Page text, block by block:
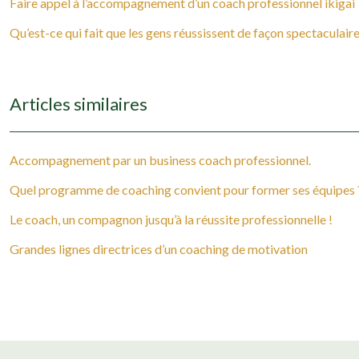
Qu’est-ce qui fait que les gens réussissent de façon
Articles similaires
Accompagnement par un business coach professionnel.
Quel programme de coaching convient pour former ses équipes
Le coach, un compagnon jusqu’à la réussite professionnelle !
Grandes lignes directrices d’un coaching de motivation